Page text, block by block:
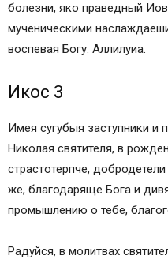
болезни, яко праведный
мученическими
воспевая Богу: Аллилуиа.
Икос 3
Имея сугубыя заступники и
Николая святителя, в
страстотерпче,
же, благодаряще Бога и
промышлению о тебе,
Радуйся, в молитвах